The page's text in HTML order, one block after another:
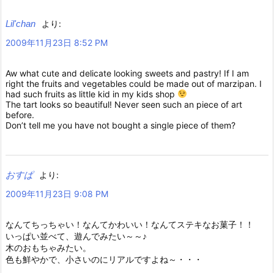
Lil'chan
より:
2009年11月23日 8:52 PM
Aw what cute and delicate looking sweets and pastry! If I am
right the fruits and vegetables could be made out of marzipan. I
had such fruits as little kid in my kids shop
The tart looks so beautiful! Never seen such an piece of art
before.
Don’t tell me you have not bought a single piece of them?
おすぱ
より:
2009年11月23日 9:08 PM
なんてちっちゃい！なんてかわいい！なんてステキなお菓子！！
いっぱい並べて、遊んでみたい～～♪
木のおもちゃみたい。
色も鮮やかで、小さいのにリアルですよね～・・・